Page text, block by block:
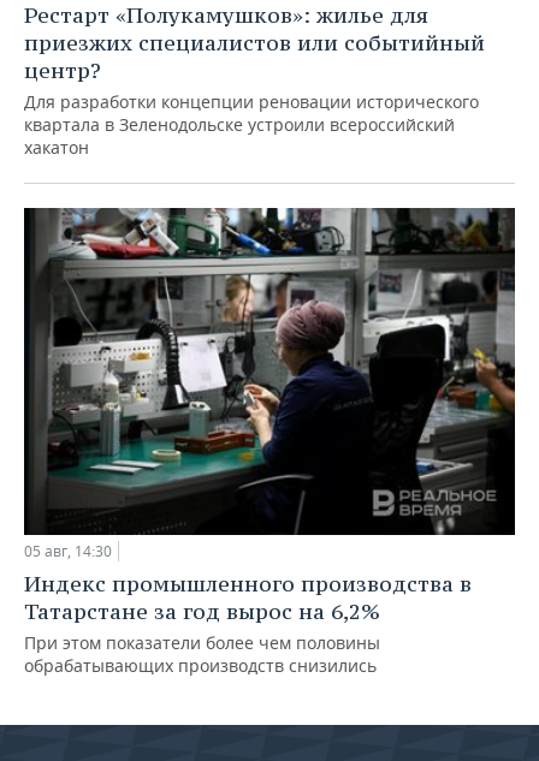
Рестарт «Полукамушков»: жилье для
приезжих специалистов или событийный
центр?
Для разработки концепции реновации исторического
квартала в Зеленодольске устроили всероссийский
хакатон
05 авг, 14:30
Индекс промышленного производства в
Татарстане за год вырос на 6,2%
При этом показатели более чем половины
обрабатывающих производств снизились